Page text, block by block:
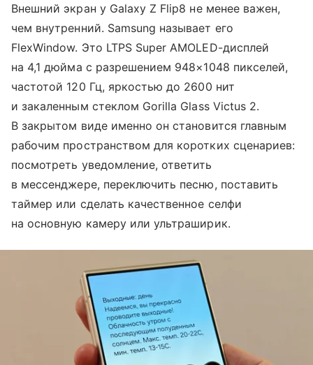
Внешний экран у Galaxy Z Flip8 не менее важен,
чем внутренний. Samsung называет его
FlexWindow. Это LTPS Super AMOLED-дисплей
на 4,1 дюйма с разрешением 948×1048 пикселей,
частотой 120 Гц, яркостью до 2600 нит
и закаленным стеклом Gorilla Glass Victus 2.
В закрытом виде именно он становится главным
рабочим пространством для коротких сценариев:
посмотреть уведомление, ответить
в мессенджере, переключить песню, поставить
таймер или сделать качественное селфи
на основную камеру или ультраширик.